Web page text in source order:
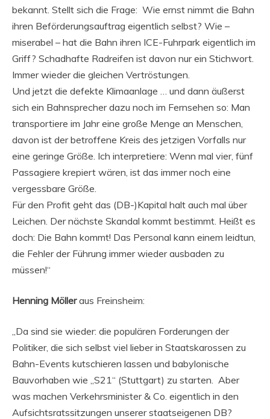
bekannt. Stellt sich die Frage: Wie ernst nimmt die Bahn
ihren Beförderungsauftrag eigentlich selbst? Wie –
miserabel – hat die Bahn ihren ICE-Fuhrpark eigentlich im
Griff? Schadhafte Radreifen ist davon nur ein Stichwort.
Immer wieder die gleichen Vertröstungen.
Und jetzt die defekte Klimaanlage … und dann äußerst
sich ein Bahnsprecher dazu noch im Fernsehen so: Man
transportiere im Jahr eine große Menge an Menschen,
davon ist der betroffene Kreis des jetzigen Vorfalls nur
eine geringe Größe. Ich interpretiere: Wenn mal vier, fünf
Passagiere krepiert wären, ist das immer noch eine
vergessbare Größe.
Für den Profit geht das (DB-)Kapital halt auch mal über
Leichen. Der nächste Skandal kommt bestimmt. Heißt es
doch: Die Bahn kommt! Das Personal kann einem leidtun,
die Fehler der Führung immer wieder ausbaden zu
müssen!“
Henning Mölleraus Freinsheim:
„Da sind sie wieder: die populären Forderungen der
Politiker, die sich selbst viel lieber in Staatskarossen zu
Bahn-Events kutschieren lassen und babylonische
Bauvorhaben wie „S21“ (Stuttgart) zu starten. Aber
was machen Verkehrsminister & Co. eigentlich in den
Aufsichtsratssitzungen unserer staatseigenen DB?